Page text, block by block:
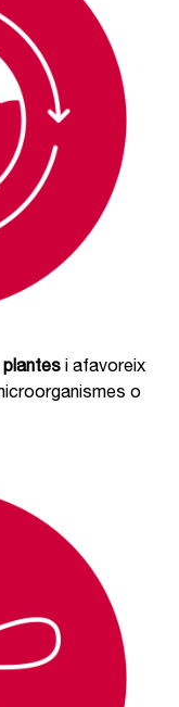
plantes i afavoreix
o